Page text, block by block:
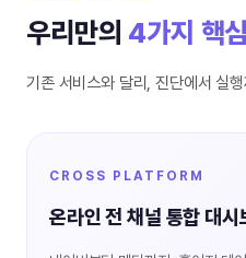
우리만의 4가지 핵
기존 서비스와 달리, 진단에서 실
CROSS PLATFORM
온라인 전 채널 통합 대시